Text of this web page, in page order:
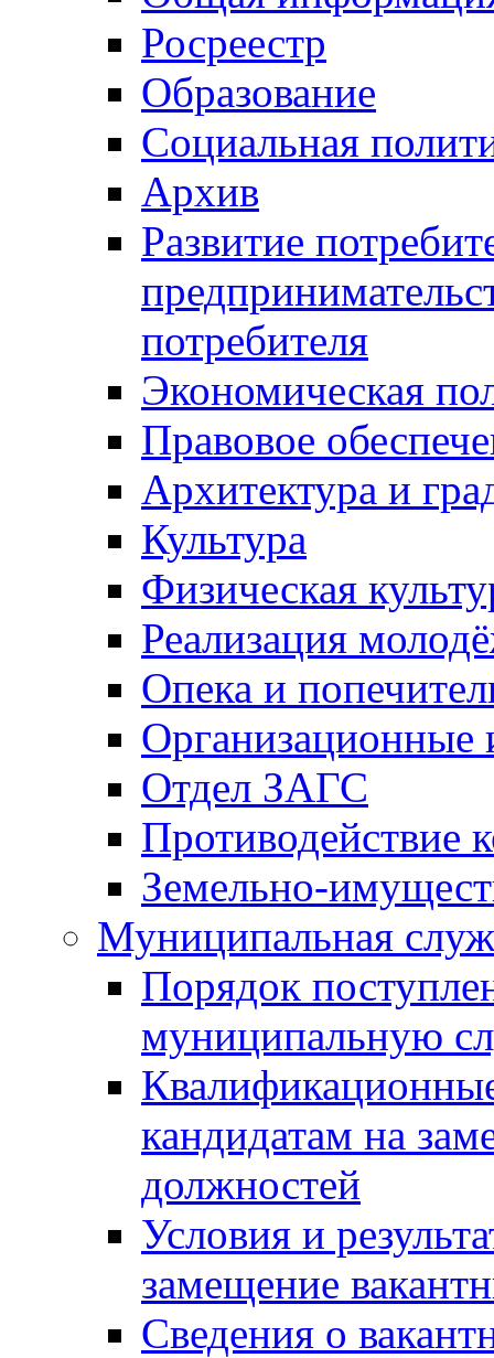
Росреестр
Образование
Социальная
Архив
Развитие
потребителя
Экономическая
Правовое
Архитектура и
Культура
Физическая
Реализация
Опека и
Отдел ЗАГС
Противодействие
Земельно-
Муниципальная
Порядок
муниципальную
кандидатам на
должностей
Условия и
замещение
Сведения о